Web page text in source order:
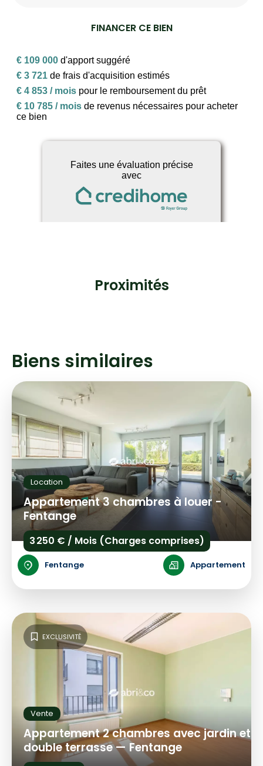
FINANCER CE BIEN
Proximités
Biens similaires
Location
Appartement 3 chambres à louer -
Fentange
3 250 € / Mois (Charges comprises)
Fentange Appartement
Vente
Appartement 2 chambres avec jardin et
double terrasse — Fentange
EXCLUSIVITÉ